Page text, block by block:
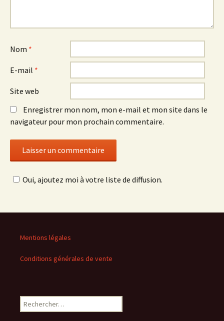
Nom *
E-mail *
Site web
Enregistrer mon nom, mon e-mail et mon site dans le
navigateur pour mon prochain commentaire.
Oui, ajoutez moi à votre liste de diffusion.
Mentions légales
Conditions générales de vente
Rechercher :